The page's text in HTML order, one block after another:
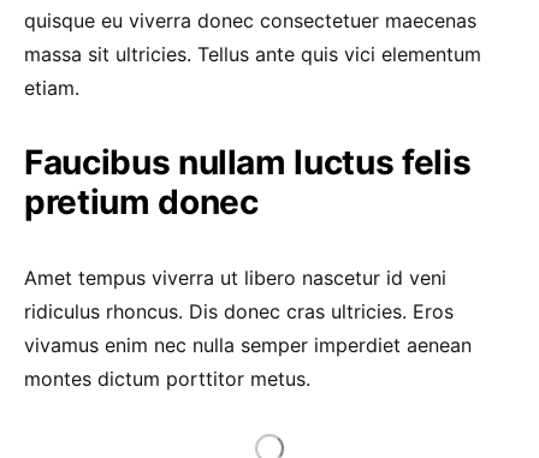
quisque eu viverra donec consectetuer maecenas
massa sit ultricies. Tellus ante quis vici elementum
etiam.
Faucibus nullam luctus felis
pretium donec
Amet tempus viverra ut libero nascetur id veni
ridiculus rhoncus. Dis donec cras ultricies. Eros
vivamus enim nec nulla semper imperdiet aenean
montes dictum porttitor metus.